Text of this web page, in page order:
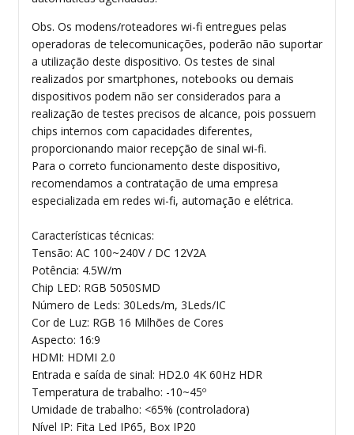
Obs. Os modens/roteadores wi-fi entregues pelas
operadoras de telecomunicações, poderão não suportar
a utilização deste dispositivo. Os testes de sinal
realizados por smartphones, notebooks ou demais
dispositivos podem não ser considerados para a
realização de testes precisos de alcance, pois possuem
chips internos com capacidades diferentes,
proporcionando maior recepção de sinal wi-fi.
Para o correto funcionamento deste dispositivo,
recomendamos a contratação de uma empresa
especializada em redes wi-fi, automação e elétrica.
Características técnicas:
Tensão: AC 100~240V / DC 12V2A
Potência: 4.5W/m
Chip LED: RGB 5050SMD
Número de Leds: 30Leds/m, 3Leds/IC
Cor de Luz: RGB 16 Milhões de Cores
Aspecto: 16:9
HDMI: HDMI 2.0
Entrada e saída de sinal: HD2.0 4K 60Hz HDR
Temperatura de trabalho: -10~45º
Umidade de trabalho: <65% (controladora)
Nível IP: Fita Led IP65, Box IP20